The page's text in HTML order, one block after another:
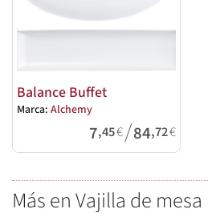
Balance Buffet
Marca: Alchemy
7,45€/84,72€
Más en Vajilla de mesa